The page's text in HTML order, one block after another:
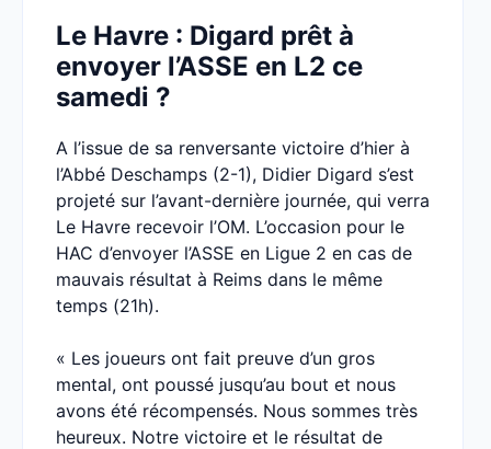
Le Havre : Digard prêt à
envoyer l’ASSE en L2 ce
samedi ?
A l’issue de sa renversante victoire d’hier à
l’Abbé Deschamps (2-1), Didier Digard s’est
projeté sur l’avant-dernière journée, qui verra
Le Havre recevoir l’OM. L’occasion pour le
HAC d’envoyer l’ASSE en Ligue 2 en cas de
mauvais résultat à Reims dans le même
temps (21h).
« Les joueurs ont fait preuve d’un gros
mental, ont poussé jusqu’au bout et nous
avons été récompensés. Nous sommes très
heureux. Notre victoire et le résultat de